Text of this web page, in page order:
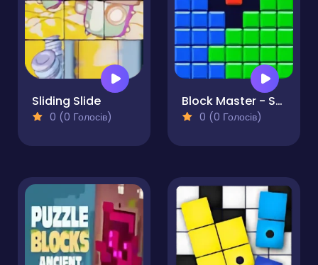
Sliding Slide
0 (0 Голосів)
Block Master - Super Puzzle
0 (0 Голосів)